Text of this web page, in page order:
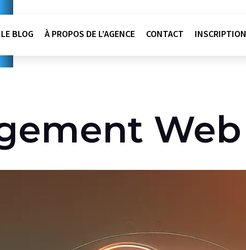
LE BLOG À PROPOS DE L’AGENCE CONTACT INSCRIPTION
Web